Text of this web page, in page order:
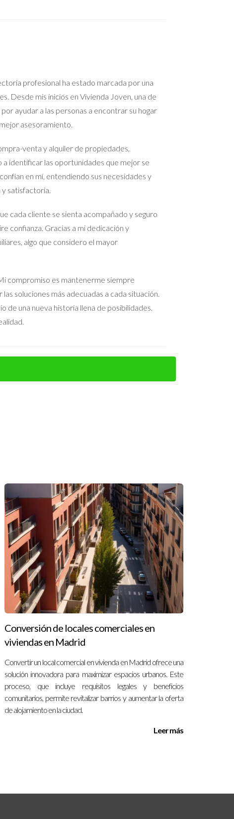
un registro detallado de todos estos gastos para
de preparación, puedes hacerlo sin problemas y
sobre tu situación particular. La
o necesitas más información sobre cómo
camino hacia una transición exitosa.
toda la documentación pertinente.
con todas las normativas. Recuerda siempre
profesional ha estado marcada por una
Desde mis inicios en Vivienda Joven, una de
ayudar a las personas a encontrar su hogar
asesoramiento.
venta y alquiler de propiedades,
identificar las oportunidades que mejor se
en mí, entendiendo sus necesidades y
satisfactoria.
cada cliente se sienta acompañado y seguro
confianza. Gracias a mi dedicación y
algo que considero el mayor
compromiso es mantenerme siempre
soluciones más adecuadas a cada situación.
de una nueva historia llena de posibilidades.
Conversión de locales comerciales en
viviendas en Madrid
Convertir un local comercial en vivienda en Madrid ofrece una
solución innovadora para maximizar espacios urbanos. Este
proceso, que incluye requisitos legales y beneficios
comunitarios, permite revitalizar barrios y aumentar la oferta
de alojamiento en la ciudad.
Leer más